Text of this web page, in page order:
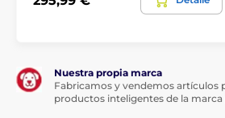
alto y 3,9 cm de fondo, y pesa 75
Nuestra propia marca
Fabricamos y vendemos artículos
productos inteligentes de la marca